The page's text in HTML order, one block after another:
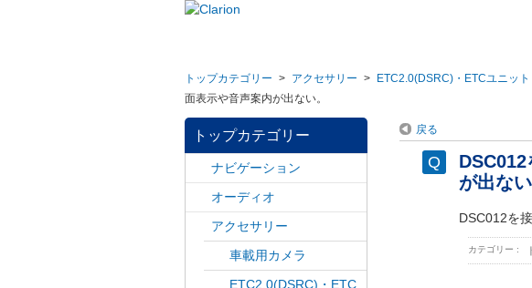
トップカテゴリー > アクセサリー > ETC2.0(DSRC)・ETCユニット
面表示や音声案内が出ない。
トップカテゴリー
ナビゲーション
オーディオ
アクセサリー
車載用カメラ
ETC2.0(DSRC)・ETC
戻る
が出ない
DSC012を
カテゴリー :